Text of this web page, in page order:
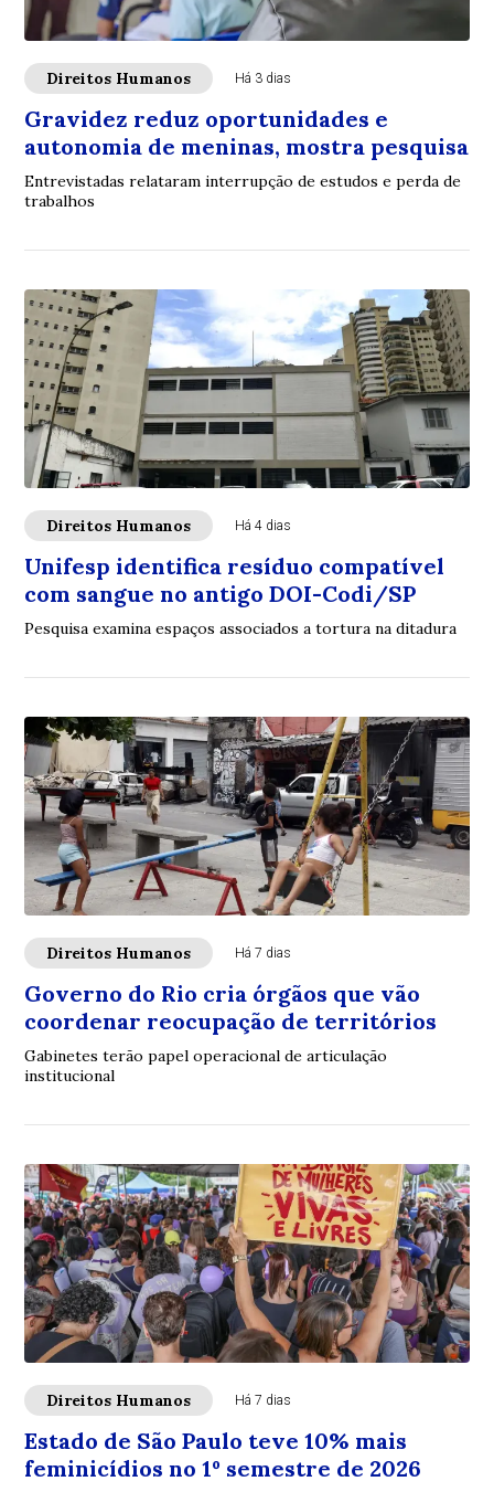
Direitos Humanos Há 3 dias
Gravidez reduz oportunidades e
autonomia de meninas, mostra pesquisa
Entrevistadas relataram interrupção de estudos e perda de
trabalhos
Direitos Humanos Há 4 dias
Unifesp identifica resíduo compatível
com sangue no antigo DOI-Codi/SP
Pesquisa examina espaços associados a tortura na ditadura
Direitos Humanos Há 7 dias
Governo do Rio cria órgãos que vão
coordenar reocupação de territórios
Gabinetes terão papel operacional de articulação
institucional
Direitos Humanos Há 7 dias
Estado de São Paulo teve 10% mais
feminicídios no 1º semestre de 2026